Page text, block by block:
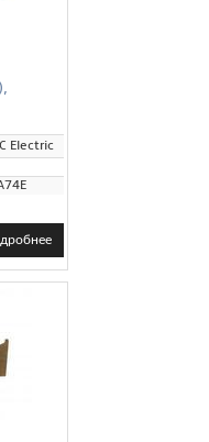
Electric